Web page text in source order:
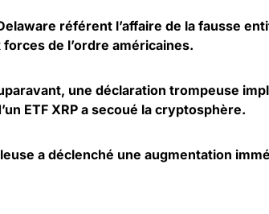
référent l’affaire de la fausse
forces de l’ordre américaines.
une déclaration trompeuse
ETF XRP a secoué la cryptosphère.
a déclenché une augmentation